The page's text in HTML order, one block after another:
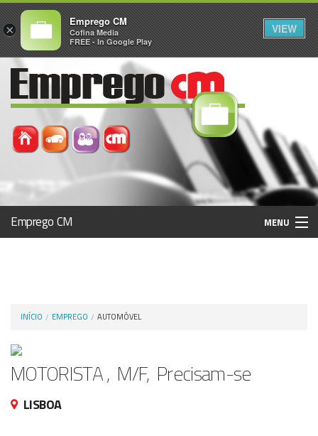
Emprego CM MENU
INÍCIO EMPREGO AUTOMÓVEL
MOTORISTA , M/F, Precisam-se
LISBOA
×
Emprego CM
Cofina Media
FREE - In Google Play
VIEW